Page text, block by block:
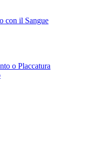
con il Sangue
o Placcatura